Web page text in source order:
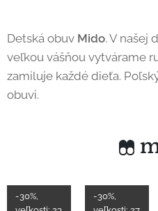
Detská obuv Mido. V našej
veľkou vášňou vytvárame
zamiluje každé dieťa.
obuvi.
-30%,
-30%,